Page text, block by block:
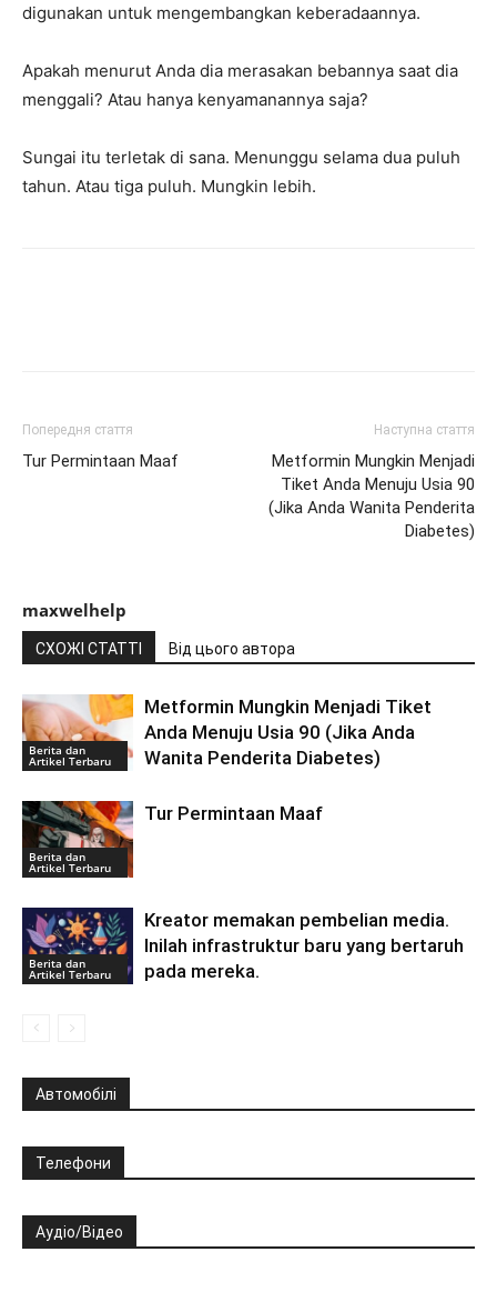
digunakan untuk mengembangkan keberadaannya.
Apakah menurut Anda dia merasakan bebannya saat dia
menggali? Atau hanya kenyamanannya saja?
Sungai itu terletak di sana. Menunggu selama dua puluh
tahun. Atau tiga puluh. Mungkin lebih.
Попередня стаття
Tur Permintaan Maaf
Наступна стаття
Metformin Mungkin Menjadi
Tiket Anda Menuju Usia 90
(Jika Anda Wanita Penderita
Diabetes)
maxwelhelp
СХОЖІ СТАТТІ Від цього автора
Berita dan
Artikel Terbaru
Metformin Mungkin Menjadi Tiket
Anda Menuju Usia 90 (Jika Anda
Wanita Penderita Diabetes)
Berita dan
Artikel Terbaru
Tur Permintaan Maaf
Berita dan
Artikel Terbaru
Kreator memakan pembelian media.
Inilah infrastruktur baru yang bertaruh
pada mereka.
Автомобілі
Телефони
Аудіо/Відео